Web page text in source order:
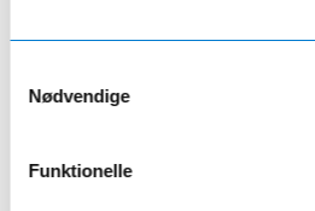
Nødvendige
Funktionelle